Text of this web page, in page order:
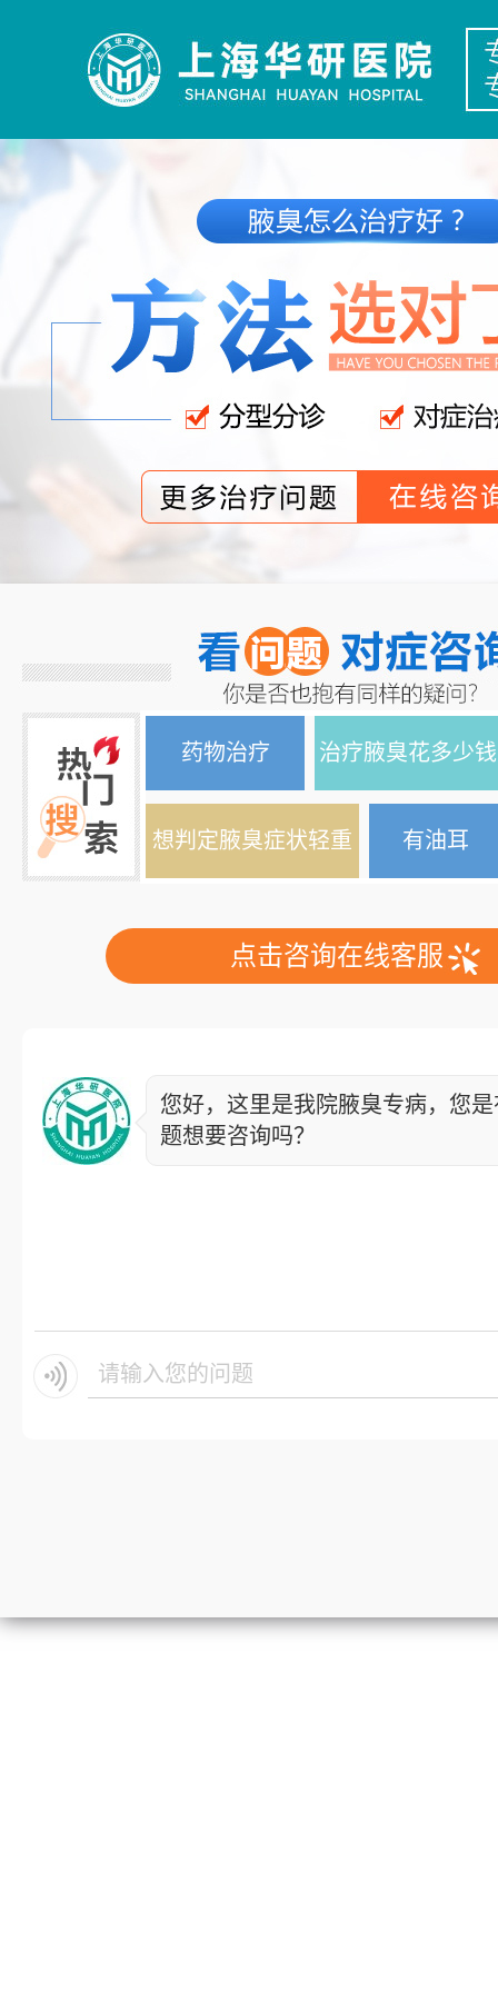
药物治疗 治疗腋臭花多少钱
想判定腋臭症状轻重 有油耳
点击咨询在线客服
您好，这里是我院腋臭专病，您
题想要咨询吗？
请输入您的问题.